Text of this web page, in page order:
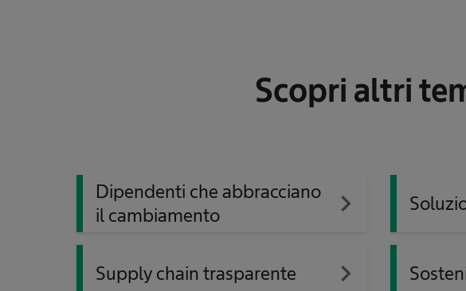
Scopri altri
Dipendenti che abbracciano
il cambiamento
navigate_next
Supply chain trasparente navigate_next